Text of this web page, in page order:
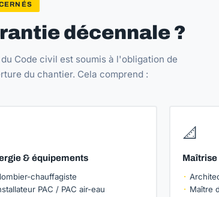
décennale ?
Code civil est soumis à l'obligation de
du chantier. Cela comprend :
& équipements
chauffagiste
PAC / PAC air-eau
📐
Maître